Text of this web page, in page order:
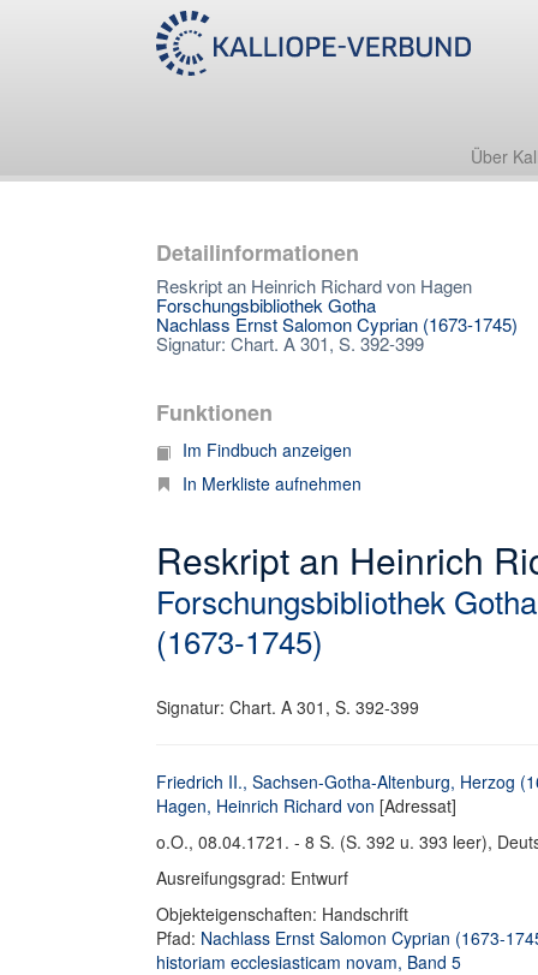
Über
Detailinformationen
Reskript an Heinrich Richard von Hagen
Forschungsbibliothek Gotha
Nachlass Ernst Salomon Cyprian (1673-1745)
Signatur: Chart. A 301, S. 392-399
Funktionen
Im Findbuch anzeigen
In Merkliste aufnehmen
Reskript an Heinrich
Forschungsbibliothek Gotha
(1673-1745)
Signatur: Chart. A 301, S. 392-399
Friedrich II., Sachsen-Gotha-Altenburg, Herzog
Hagen, Heinrich Richard von [Adressat]
o.O., 08.04.1721. - 8 S. (S. 392 u. 393 leer),
Ausreifungsgrad: Entwurf
Objekteigenschaften: Handschrift
Pfad: Nachlass Ernst Salomon Cyprian (1673-
historiam ecclesiasticam novam, Band 5